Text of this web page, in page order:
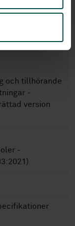
och tillhörande
och tillhörande
-
version
-